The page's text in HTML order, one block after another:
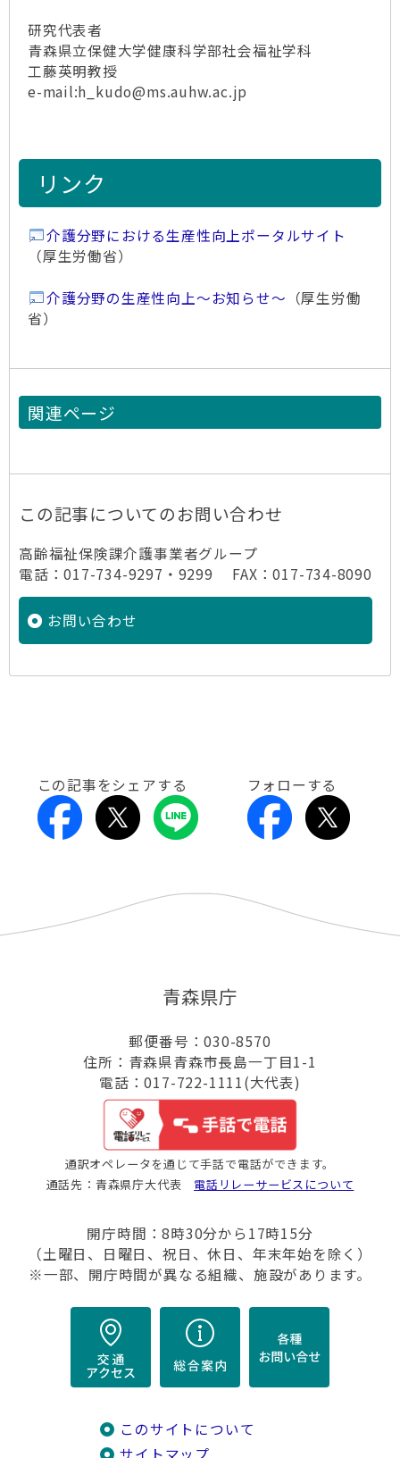
研究代表者
青森県立保健大学健康科学部社会福祉学科
工藤英明教授
e-mail:h_kudo@ms.auhw.ac.jp
リンク
介護分野における生産性向上ポータルサイト
（厚生労働省）
介護分野の生産性向上～お知らせ～ （厚生労働
省）
関連ページ
この記事についてのお問い合わせ
高齢福祉保険課介護事業者グループ
電話：017-734-9297・9299 FAX：017-734-8090
お問い合わせ
この記事をシェアする フォローする
青森県庁
郵便番号：030-8570
住所：青森県青森市長島一丁目1-1
電話：017-722-1111(大代表)
通訳オペレータを通じて手話で電話ができます。
通話先：青森県庁大代表 電話リレーサービスについて
開庁時間：8時30分から17時15分
（土曜日、日曜日、祝日、休日、年末年始を除く）
※一部、開庁時間が異なる組織、施設があります。
このサイトについて